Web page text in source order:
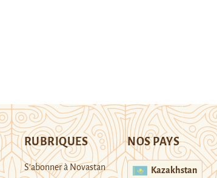
RUBRIQUES
S’abonner à Novastan
NOS PAYS
Kazakhstan